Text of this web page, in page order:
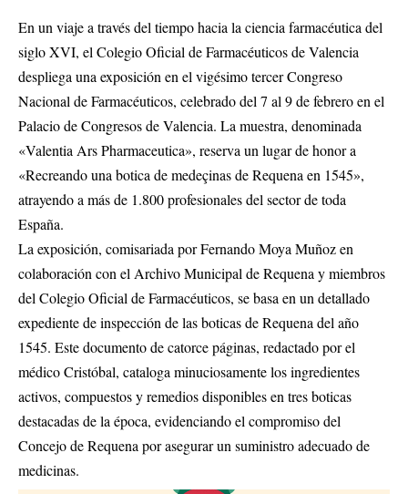
En un viaje a través del tiempo hacia la ciencia farmacéutica del
siglo XVI, el Colegio Oficial de Farmacéuticos de Valencia
despliega una exposición en el vigésimo tercer Congreso
Nacional de Farmacéuticos, celebrado del 7 al 9 de febrero en el
Palacio de Congresos de Valencia. La muestra, denominada
«Valentia Ars Pharmaceutica», reserva un lugar de honor a
«Recreando una botica de medeçinas de Requena en 1545»,
atrayendo a más de 1.800 profesionales del sector de toda
España.
La exposición, comisariada por Fernando Moya Muñoz en
colaboración con el Archivo Municipal de Requena y miembros
del Colegio Oficial de Farmacéuticos, se basa en un detallado
expediente de inspección de las boticas de Requena del año
1545. Este documento de catorce páginas, redactado por el
médico Cristóbal, cataloga minuciosamente los ingredientes
activos, compuestos y remedios disponibles en tres boticas
destacadas de la época, evidenciando el compromiso del
Concejo de Requena por asegurar un suministro adecuado de
medicinas.